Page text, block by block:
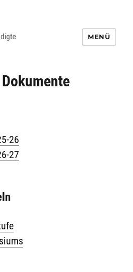
MENÜ
26
27